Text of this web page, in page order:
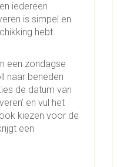
iedereen
is simpel en
hebt.
een zondagse
naar beneden
de datum van
en vul het
kiezen voor de
een